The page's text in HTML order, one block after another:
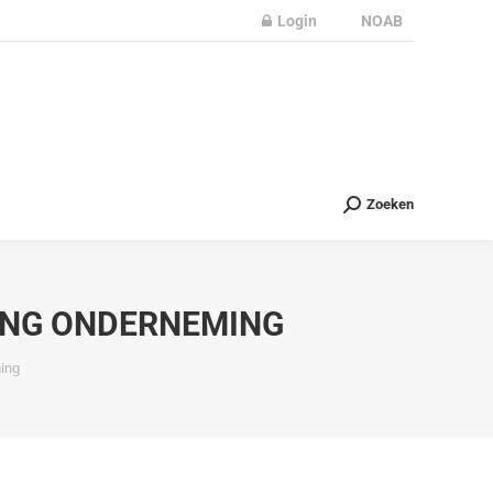
Login NOAB
Zoeken
ONDERNEMING
Partners Nieuws Contact Zoeken